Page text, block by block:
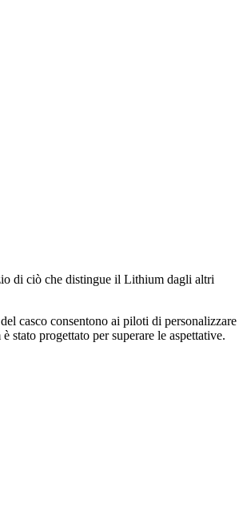
di ciò che distingue il Lithium dagli altri
casco consentono ai piloti di personalizzare
progettato per superare le aspettative.